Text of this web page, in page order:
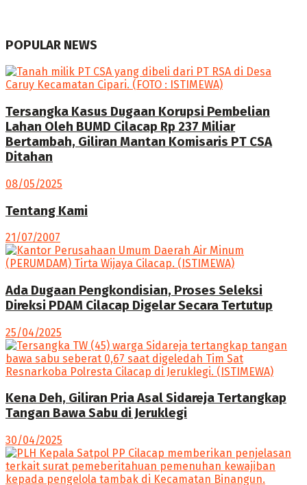
POPULAR NEWS
Tersangka Kasus Dugaan Korupsi Pembelian
Lahan Oleh BUMD Cilacap Rp 237 Miliar
Bertambah, Giliran Mantan Komisaris PT CSA
Ditahan
08/05/2025
Tentang Kami
21/07/2007
Ada Dugaan Pengkondisian, Proses Seleksi
Direksi PDAM Cilacap Digelar Secara Tertutup
25/04/2025
Kena Deh, Giliran Pria Asal Sidareja Tertangkap
Tangan Bawa Sabu di Jeruklegi
30/04/2025